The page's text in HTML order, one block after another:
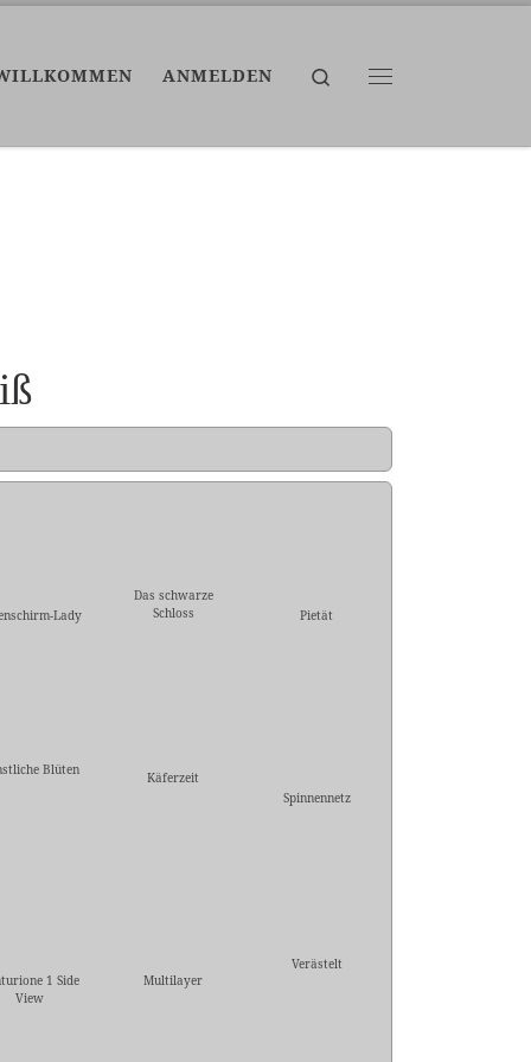
ANMELDEN
Search
Lady
Das schwarze
Schloss
Pietät
Blüten
Käferzeit
Spinnennetz
1 Side
View
Multilayer
Verästelt